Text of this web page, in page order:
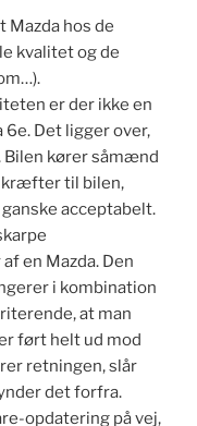
Mazda hos de
kvalitet og de
er der ikke en
Det ligger over,
Bilen kører såmænd
kræfter til bilen,
acceptabelt.
en Mazda. Den
i kombination
at man
ført helt ud mod
retningen, slår
det forfra.
opdatering på vej,